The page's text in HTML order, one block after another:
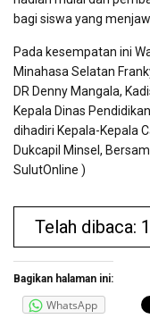
bagi siswa yang
Pada kesempatan ini
Minahasa Selatan
DR Denny Mangala,
Kepala Dinas
dihadiri Kepala-Kepala
Dukcapil Minsel,
SulutOnline )
Telah dibaca:
Bagikan halaman ini:
WhatsApp